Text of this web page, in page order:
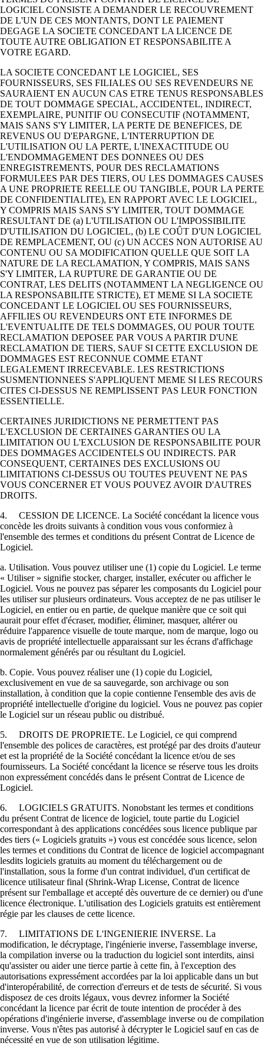
LOGICIEL CONSISTE A DEMANDER LE RECOUVREMENT
DE L'UN DE CES MONTANTS, DONT LE PAIEMENT
DEGAGE LA SOCIETE CONCEDANT LA LICENCE DE
TOUTE AUTRE OBLIGATION ET RESPONSABILITE A
VOTRE EGARD.
LA SOCIETE CONCEDANT LE LOGICIEL, SES
FOURNISSEURS, SES FILIALES OU SES REVENDEURS NE
SAURAIENT EN AUCUN CAS ETRE TENUS RESPONSABLES
DE TOUT DOMMAGE SPECIAL, ACCIDENTEL, INDIRECT,
EXEMPLAIRE, PUNITIF OU CONSECUTIF (NOTAMMENT,
MAIS SANS S'Y LIMITER, LA PERTE DE BENEFICES, DE
REVENUS OU D'EPARGNE, L'INTERRUPTION DE
L'UTILISATION OU LA PERTE, L'INEXACTITUDE OU
L'ENDOMMAGEMENT DES DONNEES OU DES
ENREGISTREMENTS, POUR DES RECLAMATIONS
FORMULEES PAR DES TIERS, OU LES DOMMAGES CAUSES
A UNE PROPRIETE REELLE OU TANGIBLE, POUR LA PERTE
DE CONFIDENTIALITE), EN RAPPORT AVEC LE LOGICIEL,
Y COMPRIS MAIS SANS S'Y LIMITER, TOUT DOMMAGE
RESULTANT DE (a) L'UTILISATION OU L'IMPOSSIBILITE
D'UTILISATION DU LOGICIEL, (b) LE COÛT D'UN LOGICIEL
DE REMPLACEMENT, OU (c) UN ACCES NON AUTORISE AU
CONTENU OU SA MODIFICATION QUELLE QUE SOIT LA
NATURE DE LA RECLAMATION, Y COMPRIS, MAIS SANS
S'Y LIMITER, LA RUPTURE DE GARANTIE OU DE
CONTRAT, LES DELITS (NOTAMMENT LA NEGLIGENCE OU
LA RESPONSABILITE STRICTE), ET MEME SI LA SOCIETE
CONCEDANT LE LOGICIEL OU SES FOURNISSEURS,
AFFILIES OU REVENDEURS ONT ETE INFORMES DE
L'EVENTUALITE DE TELS DOMMAGES, OU POUR TOUTE
RECLAMATION DEPOSEE PAR VOUS A PARTIR D'UNE
RECLAMATION DE TIERS, SAUF SI CETTE EXCLUSION DE
DOMMAGES EST RECONNUE COMME ETANT
LEGALEMENT IRRECEVABLE. LES RESTRICTIONS
SUSMENTIONNEES S'APPLIQUENT MEME SI LES RECOURS
CITES CI-DESSUS NE REMPLISSENT PAS LEUR FONCTION
ESSENTIELLE.
CERTAINES JURIDICTIONS NE PERMETTENT PAS
L'EXCLUSION DE CERTAINES GARANTIES OU LA
LIMITATION OU L'EXCLUSION DE RESPONSABILITE POUR
DES DOMMAGES ACCIDENTELS OU INDIRECTS. PAR
CONSEQUENT, CERTAINES DES EXCLUSIONS OU
LIMITATIONS CI-DESSUS OU TOUTES PEUVENT NE PAS
VOUS CONCERNER ET VOUS POUVEZ AVOIR D'AUTRES
DROITS.
4. CESSION DE LICENCE. La Société concédant la licence vous
concède les droits suivants à condition vous vous conformiez à
l'ensemble des termes et conditions du présent Contrat de Licence de
Logiciel.
a. Utilisation. Vous pouvez utiliser une (1) copie du Logiciel. Le terme
« Utiliser » signifie stocker, charger, installer, exécuter ou afficher le
Logiciel. Vous ne pouvez pas séparer les composants du Logiciel pour
les utiliser sur plusieurs ordinateurs. Vous acceptez de ne pas utiliser le
Logiciel, en entier ou en partie, de quelque manière que ce soit qui
aurait pour effet d'écraser, modifier, éliminer, masquer, altérer ou
réduire l'apparence visuelle de toute marque, nom de marque, logo ou
avis de propriété intellectuelle apparaissant sur les écrans d'affichage
normalement générés par ou résultant du Logiciel.
b. Copie. Vous pouvez réaliser une (1) copie du Logiciel,
exclusivement en vue de sa sauvegarde, son archivage ou son
installation, à condition que la copie contienne l'ensemble des avis de
propriété intellectuelle d'origine du logiciel. Vous ne pouvez pas copier
le Logiciel sur un réseau public ou distribué.
5. DROITS DE PROPRIETE. Le Logiciel, ce qui comprend
l'ensemble des polices de caractères, est protégé par des droits d'auteur
et est la propriété de la Société concédant la licence et/ou de ses
fournisseurs. La Société concédant la licence se réserve tous les droits
non expressément concédés dans le présent Contrat de Licence de
Logiciel.
6. LOGICIELS GRATUITS. Nonobstant les termes et conditions
du présent Contrat de licence de logiciel, toute partie du Logiciel
correspondant à des applications concédées sous licence publique par
des tiers (« Logiciels gratuits ») vous est concédée sous licence, selon
les termes et conditions du Contrat de licence de logiciel accompagnant
lesdits logiciels gratuits au moment du téléchargement ou de
l'installation, sous la forme d'un contrat individuel, d'un certificat de
licence utilisateur final (Shrink-Wrap License, Contrat de licence
présent sur l'emballage et accepté dès ouverture de ce dernier) ou d'une
licence électronique. L'utilisation des Logiciels gratuits est entièrement
régie par les clauses de cette licence.
7. LIMITATIONS DE L'INGENIERIE INVERSE. La
modification, le décryptage, l'ingénierie inverse, l'assemblage inverse,
la compilation inverse ou la traduction du logiciel sont interdits, ainsi
qu'assister ou aider une tierce partie à cette fin, à l'exception des
autorisations expressément accordées par la loi applicable dans un but
d'interopérabilité, de correction d'erreurs et de tests de sécurité. Si vous
disposez de ces droits légaux, vous devrez informer la Société
concédant la licence par écrit de toute intention de procéder à des
opérations d'ingénierie inverse, d'assemblage inverse ou de compilation
inverse. Vous n'êtes pas autorisé à décrypter le Logiciel sauf en cas de
nécessité en vue de son utilisation légitime.